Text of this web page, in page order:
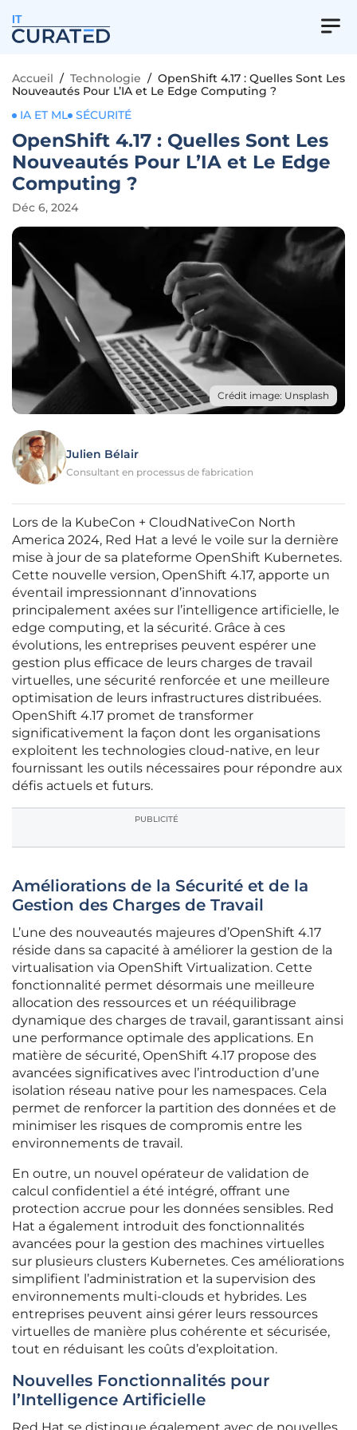
IT
Accueil / Technologie / OpenShift 4.17 : Quelles Sont Les
Nouveautés Pour L’IA et Le Edge Computing ?
IA ET ML SÉCURITÉ
OpenShift 4.17 : Quelles Sont Les
Nouveautés Pour L’IA et Le Edge
Computing ?
Déc 6, 2024
Crédit image: Unsplash
Julien Bélair
Consultant en processus de fabrication
Lors de la KubeCon + CloudNativeCon North
America 2024, Red Hat a levé le voile sur la dernière
mise à jour de sa plateforme OpenShift Kubernetes.
Cette nouvelle version, OpenShift 4.17, apporte un
éventail impressionnant d’innovations
principalement axées sur l’intelligence artificielle, le
edge computing, et la sécurité. Grâce à ces
évolutions, les entreprises peuvent espérer une
gestion plus efficace de leurs charges de travail
virtuelles, une sécurité renforcée et une meilleure
optimisation de leurs infrastructures distribuées.
OpenShift 4.17 promet de transformer
significativement la façon dont les organisations
exploitent les technologies cloud-native, en leur
fournissant les outils nécessaires pour répondre aux
défis actuels et futurs.
PUBLICITÉ
Améliorations de la Sécurité et de la
Gestion des Charges de Travail
L’une des nouveautés majeures d’OpenShift 4.17
réside dans sa capacité à améliorer la gestion de la
virtualisation via OpenShift Virtualization. Cette
fonctionnalité permet désormais une meilleure
allocation des ressources et un rééquilibrage
dynamique des charges de travail, garantissant ainsi
une performance optimale des applications. En
matière de sécurité, OpenShift 4.17 propose des
avancées significatives avec l’introduction d’une
isolation réseau native pour les namespaces. Cela
permet de renforcer la partition des données et de
minimiser les risques de compromis entre les
environnements de travail.
En outre, un nouvel opérateur de validation de
calcul confidentiel a été intégré, offrant une
protection accrue pour les données sensibles. Red
Hat a également introduit des fonctionnalités
avancées pour la gestion des machines virtuelles
sur plusieurs clusters Kubernetes. Ces améliorations
simplifient l’administration et la supervision des
environnements multi-clouds et hybrides. Les
entreprises peuvent ainsi gérer leurs ressources
virtuelles de manière plus cohérente et sécurisée,
tout en réduisant les coûts d’exploitation.
Nouvelles Fonctionnalités pour
l’Intelligence Artificielle